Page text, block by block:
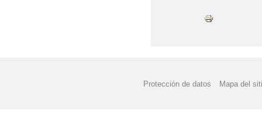
Protección de datos Mapa del